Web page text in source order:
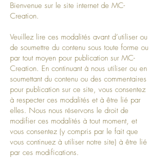
Bienvenue sur le site internet de MC-
Creation.
Veuillez lire ces modalités avant d’utiliser ou
de soumettre du contenu sous toute forme ou
par tout moyen pour publication sur MC-
Creation. En continuant à nous utiliser ou en
soumettant du contenu ou des commentaires
pour publication sur ce site, vous consentez
à respecter ces modalités et à être lié par
elles. Nous nous réservons le droit de
modifier ces modalités à tout moment, et
vous consentez (y compris par le fait que
vous continuez à utiliser notre site) à être lié
par ces modifications.